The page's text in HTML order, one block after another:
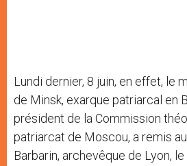
Lundi dernier, 8 juin, en effet, le
de Minsk, exarque patriarcal en
président de la Commission
patriarcat de Moscou, a remis
Barbarin, archevêque de Lyon,